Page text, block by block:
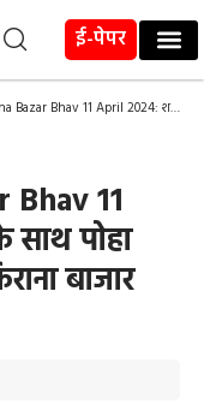
ई-पेपर
2024: शक्कर, गुड़ के साथ पोहा हुआ महंगा, देखें आज का किराना बाजार भाव
Bhav 11
पोहा
बाजार